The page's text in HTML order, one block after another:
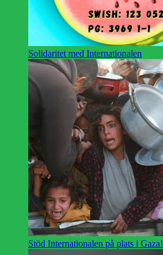
Solidaritet med Internationalen
Stöd Internationalen på plats i Gaza!